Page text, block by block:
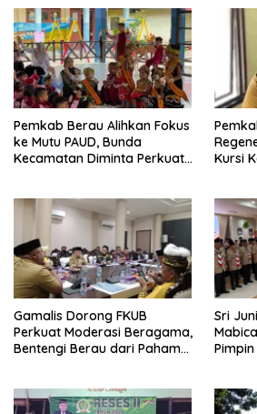
Pemkab Berau Alihkan Fokus
ke Mutu PAUD, Bunda
Kecamatan Diminta Perkuat
Kursi
Gamalis Dorong FKUB
Perkuat Moderasi Beragama,
Bentengi Berau dari Paham
Sri